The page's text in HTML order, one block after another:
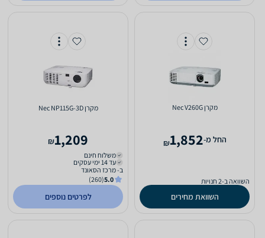
מקרן Nec V260G
‫החל מ-1,852
₪
השוואה ב-2 חנויות
השוואת מחירים
מקרן Nec NP115G-3D
1,209
₪
משלוח חינם
עד 14 ימי עסקים
ב- מרכז הסאונד
5.0
(260)
לפרטים נוספים